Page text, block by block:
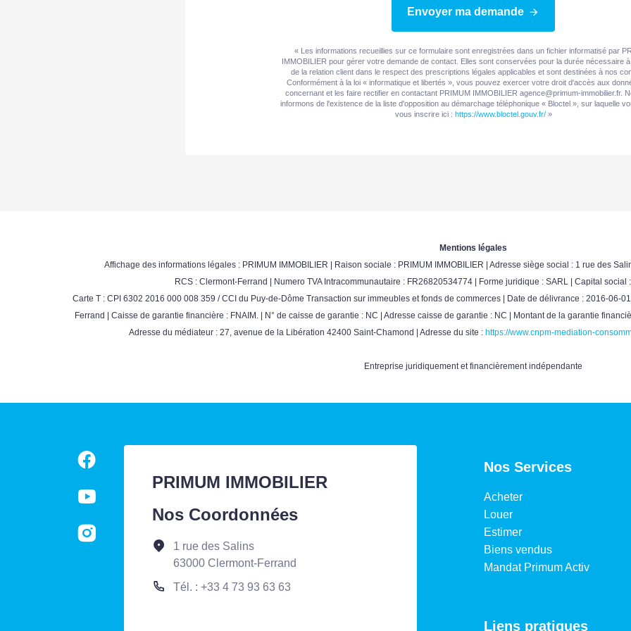
Envoyer ma demande
« Les informations recueillies sur ce formulaire sont enregistrées dans un fichier informatisé par
IMMOBILIER pour gérer votre demande de contact. Elles sont conservées pour la durée nécessaire
de la relation client dans le respect des prescriptions légales applicables et sont destinées à nos
Conformément à la loi « informatique et libertés », vous pouvez exercer votre droit d'accès aux
concernant et les faire rectifier en contactant PRIMUM IMMOBILIER agence@primum-immobilier.fr.
informons de l'existence de la liste d'opposition au démarchage téléphonique « Bloctel », sur laquelle
vous inscrire ici : https://www.bloctel.gouv.fr/»
Mentions légales
Affichage des informations légales : PRIMUM IMMOBILIER | Raison sociale : PRIMUM IMMOBILIER | Adresse siège social : 1 rue des
RCS : Clermont-Ferrand | Numero TVA Intracommunautaire : FR26820534774 | Forme juridique : SARL | Capital
Carte T : CPI 6302 2016 000 008 359 / CCI du Puy-de-Dôme Transaction sur immeubles et fonds de commerces | Date de délivrance : 2016-06-
Ferrand | Caisse de garantie financière : FNAIM. | N° de caisse de garantie : NC | Adresse caisse de garantie : NC | Montant de la garantie
Adresse du médiateur : 27, avenue de la Libération 42400 Saint-Chamond | Adresse du site : https://www.cnpm-mediation-
Entreprise juridiquement et financièrement indépendante
PRIMUM IMMOBILIER
Nos Coordonnées
1 rue des Salins
63000 Clermont-Ferrand
Tél. : +33 4 73 93 63 63
Nos Services
Acheter
Louer
Estimer
Biens vendus
Mandat Primum Activ
Liens pratiques